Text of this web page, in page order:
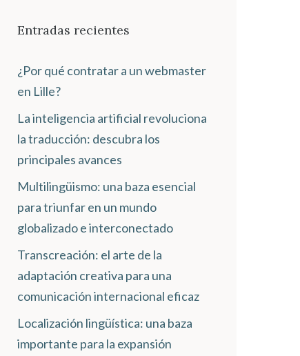
Entradas recientes
¿Por qué contratar a un webmaster
en Lille?
La inteligencia artificial revoluciona
la traducción: descubra los
principales avances
Multilingüismo: una baza esencial
para triunfar en un mundo
globalizado e interconectado
Transcreación: el arte de la
adaptación creativa para una
comunicación internacional eficaz
Localización lingüística: una baza
importante para la expansión